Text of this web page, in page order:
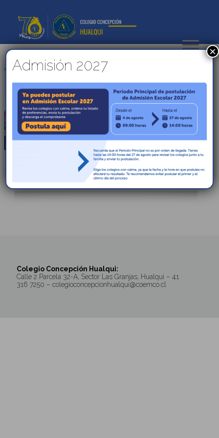
VEREXPLORA BIOBIO
PUBLICADO EL
28 NOVIEMBRE,
2019
ESTUDIANTES
NUESTRO
COLEGIO
PRESENTARON
A
Colegio Concepción Hualqui:
Calle 2 Parcela 32-A, Sector Las Granjas, Hualqui – 41
316 7250 – colegioconcepcionhualqui@coemco.cl
Admisión 2027
×